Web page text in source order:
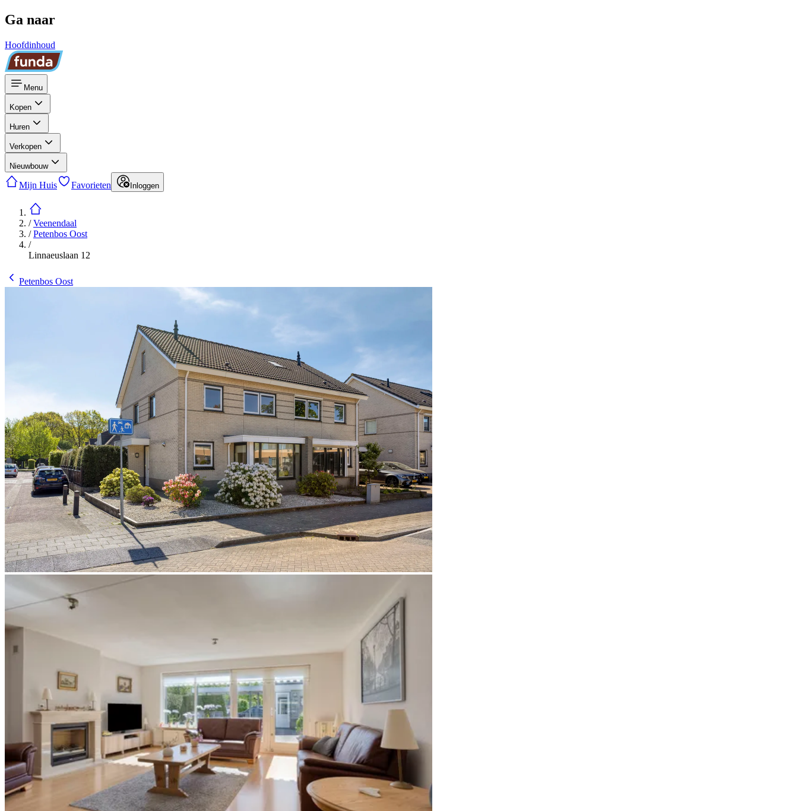
Ga naar
Hoofdinhoud
Menu
Kopen
Huren
Verkopen
Nieuwbouw
Mijn Huis Favorieten Inloggen
/Veenendaal
/Petenbos Oost
/
Linnaeuslaan 12
Petenbos Oost